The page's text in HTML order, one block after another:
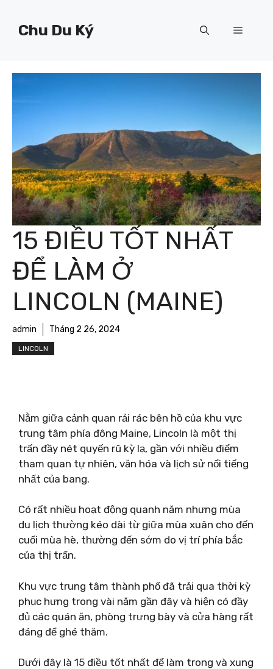
Chu Du Ký Menu
15 ĐIỀU TỐT NHẤT
ĐỂ LÀM Ở
LINCOLN (MAINE)
admin Tháng 2 26, 2024
LINCOLN
Nằm giữa cảnh quan rải rác bên hồ của khu vực
trung tâm phía đông Maine, Lincoln là một thị
trấn đầy nét quyến rũ kỳ lạ, gần với nhiều điểm
tham quan tự nhiên, văn hóa và lịch sử nổi tiếng
nhất của bang.
Có rất nhiều hoạt động quanh năm nhưng mùa
du lịch thường kéo dài từ giữa mùa xuân cho đến
cuối mùa hè, thường đến sớm do vị trí phía bắc
của thị trấn.
Khu vực trung tâm thành phố đã trải qua thời kỳ
phục hưng trong vài năm gần đây và hiện có đầy
đủ các quán ăn, phòng trưng bày và cửa hàng rất
đáng để ghé thăm.
Dưới đây là 15 điều tốt nhất để làm trong và xung